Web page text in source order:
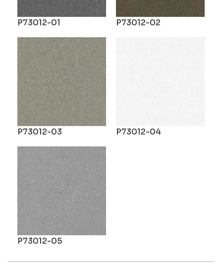
P73012-01 P73012-02
P73012-03 P73012-04
P73012-05